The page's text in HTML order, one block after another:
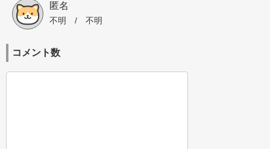
匿名
不明 / 不明
コメント数